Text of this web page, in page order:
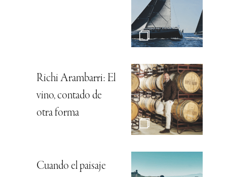
Richi Arambarri: El
vino, contado de
otra forma
Cuando el paisaje